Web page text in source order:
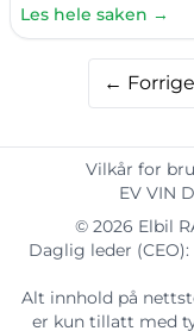
Les hele saken →
← Forrige
Vilkår for
EV VIN
© 2026 Elbil
Daglig leder (CEO):
Alt innhold på
er kun tillatt med